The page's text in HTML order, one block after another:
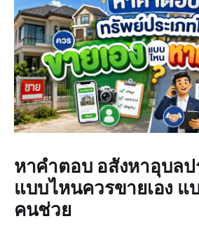
หาคำตอบ อสังหาอุบลป
แบบไหนควรขายเอง แ
คนช่วย